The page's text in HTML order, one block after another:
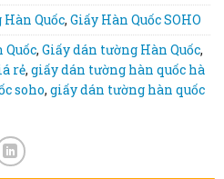
Quốc, Giấy Hàn Quốc SOHO
Quốc, Giấy dán tường Hàn Quốc,
rẻ, giấy dán tường hàn quốc hà
soho, giấy dán tường hàn quốc